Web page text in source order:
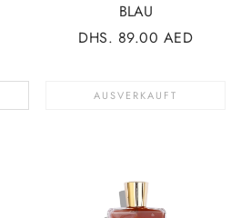
BLAU
NORMALER
DHS. 89.00 AED
AUSVERKAUFT